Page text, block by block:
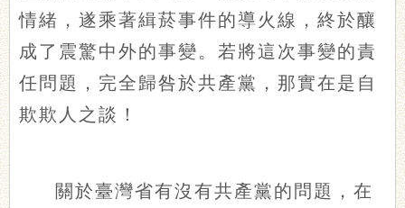
情緒，遂乘著緝菸事件的導火線，終於釀
成了震驚中外的事變。若將這次事變的責
任問題，完全歸咎於共產黨，那實在是自
欺欺人之談！
關於臺灣省有沒有共產黨的問題，在